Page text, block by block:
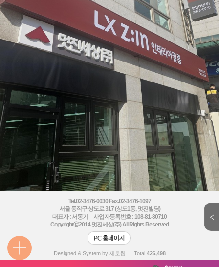
Tel.02-3476-0030 Fax.02-3476-1097
서울 동작구 상도로 317 (상도1동, 멋진빌딩)
대표자 : 서동기 사업자등록번호 : 108-81-80710
Copyrightⓒ2014멋진세상(주) All Rights Reserved
Designed & System by 제로웹 ㆍTotal 426,498